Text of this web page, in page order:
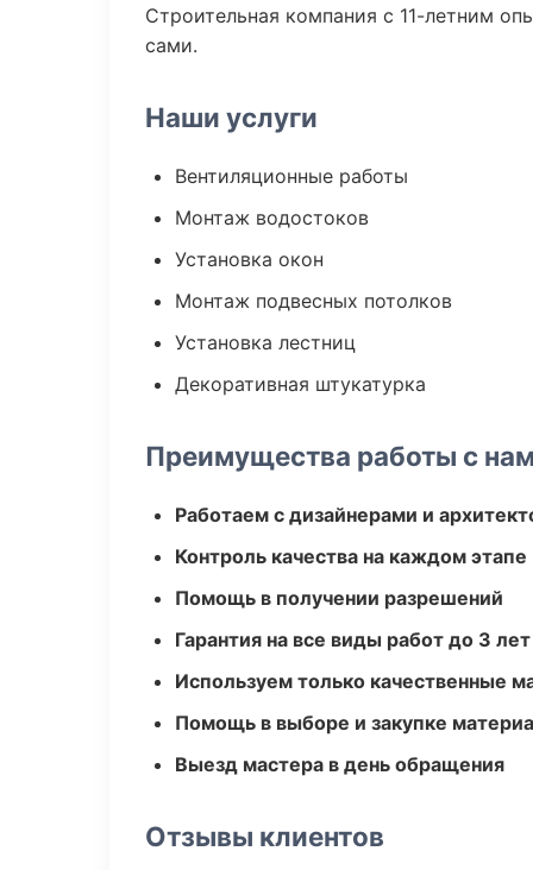
Строительная компания с 11-летним
сами.
Наши услуги
Вентиляционные работы
Монтаж водостоков
Установка окон
Монтаж подвесных потолков
Установка лестниц
Декоративная штукатурка
Преимущества работы с
Работаем с дизайнерами и
Контроль качества на каждом этапе
Помощь в получении разрешений
Гарантия на все виды работ до 3 лет
Используем только качественные
Помощь в выборе и закупке
Выезд мастера в день обращения
Отзывы клиентов